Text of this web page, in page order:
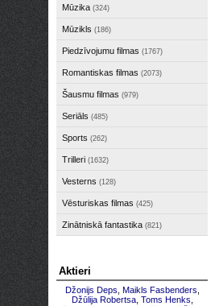
Mūzika (324)
Mūzikls (186)
Piedzīvojumu filmas (1767)
Romantiskas filmas (2073)
Šausmu filmas (979)
Seriāls (485)
Sports (262)
Trilleri (1632)
Vesterns (128)
Vēsturiskas filmas (425)
Zinātniskā fantastika (821)
Aktieri
Džonijs Deps Maikls Fasbenders
Džūlija Robertsa, Toms Henks